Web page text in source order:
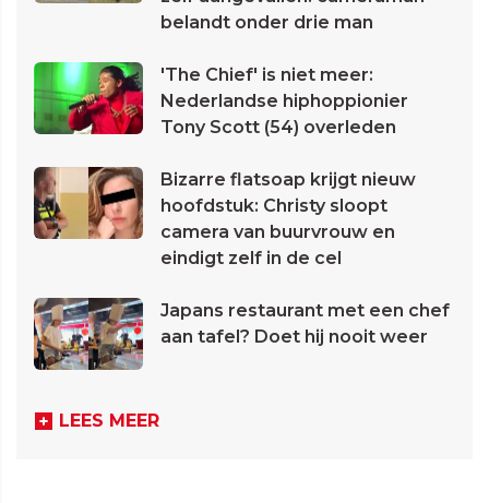
belandt onder drie man
'The Chief' is niet meer:
Nederlandse hiphoppionier
Tony Scott (54) overleden
Bizarre flatsoap krijgt nieuw
hoofdstuk: Christy sloopt
camera van buurvrouw en
eindigt zelf in de cel
Japans restaurant met een chef
aan tafel? Doet hij nooit weer
LEES MEER